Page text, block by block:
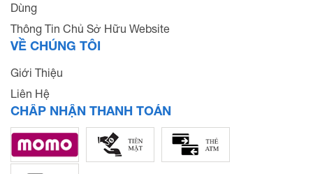
Dùng
Thông Tin Chủ Sở Hữu Website
VỀ CHÚNG TÔI
Giới Thiệu
Liên Hệ
CHẤP NHẬN THANH TOÁN